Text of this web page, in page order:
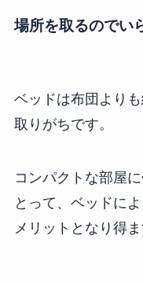
場所を取るのでい
ベッドは布団より
取りがちです。
コンパクトな部屋
とって、ベッドに
メリットとなり得ま